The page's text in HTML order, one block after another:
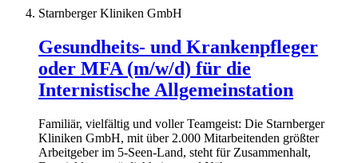
Starnberger Kliniken GmbH
Gesundheits- und Krankenpfleger
oder MFA (m/w/d) für die
Internistische Allgemeinstation
Familiär, vielfältig und voller Teamgeist: Die Starnberger
Kliniken GmbH, mit über 2.000 Mitarbeitenden größter
Arbeitgeber im 5-Seen-Land, steht für Zusammenhalt,